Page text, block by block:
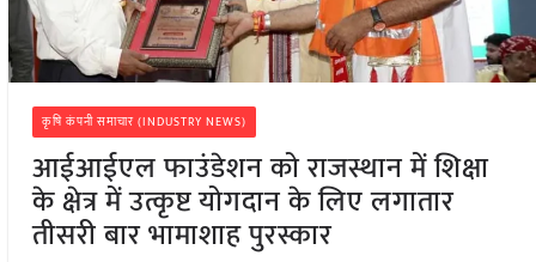
कृषि कंपनी समाचार (INDUSTRY NEWS)
आईआईएल फाउंडेशन को राजस्थान में शिक्षा
के क्षेत्र में उत्कृष्ट योगदान के लिए लगातार
तीसरी बार भामाशाह पुरस्कार